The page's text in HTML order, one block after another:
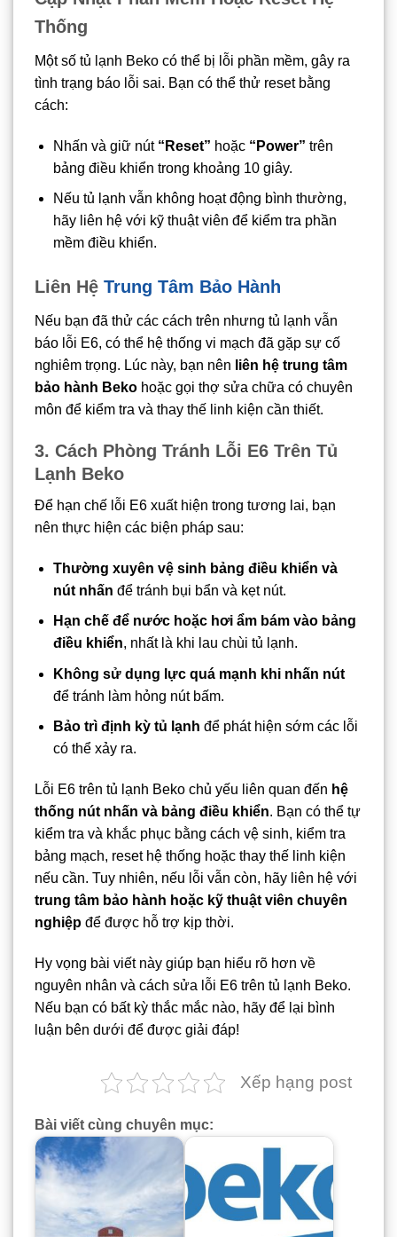
Thống
Một số tủ lạnh Beko có thể bị lỗi phần mềm, gây ra
tình trạng báo lỗi sai. Bạn có thể thử reset bằng
cách:
Nhấn và giữ nút “Reset” hoặc “Power” trên
bảng điều khiển trong khoảng 10 giây.
Nếu tủ lạnh vẫn không hoạt động bình thường,
hãy liên hệ với kỹ thuật viên để kiểm tra phần
mềm điều khiển.
Liên Hệ Trung Tâm Bảo Hành
Nếu bạn đã thử các cách trên nhưng tủ lạnh vẫn
báo lỗi E6, có thể hệ thống vi mạch đã gặp sự cố
nghiêm trọng. Lúc này, bạn nên liên hệ trung tâm
bảo hành Beko hoặc gọi thợ sửa chữa có chuyên
môn để kiểm tra và thay thế linh kiện cần thiết.
3. Cách Phòng Tránh Lỗi E6 Trên Tủ
Lạnh Beko
Để hạn chế lỗi E6 xuất hiện trong tương lai, bạn
nên thực hiện các biện pháp sau:
Thường xuyên vệ sinh bảng điều khiển và
nút nhấn để tránh bụi bẩn và kẹt nút.
Hạn chế để nước hoặc hơi ẩm bám vào bảng
điều khiển, nhất là khi lau chùi tủ lạnh.
Không sử dụng lực quá mạnh khi nhấn nút
để tránh làm hỏng nút bấm.
Bảo trì định kỳ tủ lạnh để phát hiện sớm các lỗi
có thể xảy ra.
Lỗi E6 trên tủ lạnh Beko chủ yếu liên quan đến hệ
thống nút nhấn và bảng điều khiển. Bạn có thể tự
kiểm tra và khắc phục bằng cách vệ sinh, kiểm tra
bảng mạch, reset hệ thống hoặc thay thế linh kiện
nếu cần. Tuy nhiên, nếu lỗi vẫn còn, hãy liên hệ với
trung tâm bảo hành hoặc kỹ thuật viên chuyên
nghiệp để được hỗ trợ kịp thời.
Hy vọng bài viết này giúp bạn hiểu rõ hơn về
nguyên nhân và cách sửa lỗi E6 trên tủ lạnh Beko.
Nếu bạn có bất kỳ thắc mắc nào, hãy để lại bình
luận bên dưới để được giải đáp!
Xếp hạng post
Bài viết cùng chuyên mục: